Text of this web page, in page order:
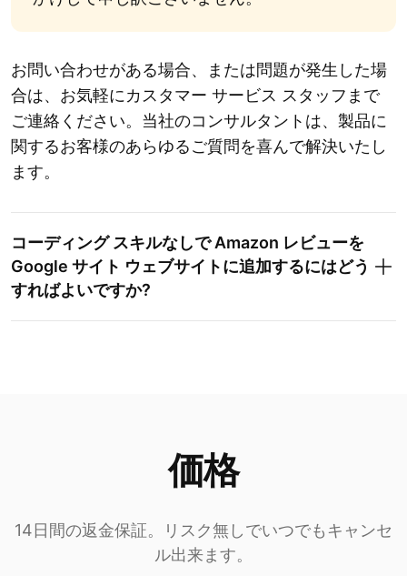
お問い合わせがある場合、または問題が発生した場
合は、お気軽にカスタマー サービス スタッフまで
ご連絡ください。当社のコンサルタントは、製品に
関するお客様のあらゆるご質問を喜んで解決いたし
ます。
コーディング スキルなしで Amazon レビューを
Google サイト ウェブサイトに追加するにはどう
すればよいですか?
価格
14日間の返金保証。リスク無しでいつでもキャンセ
ル出来ます。